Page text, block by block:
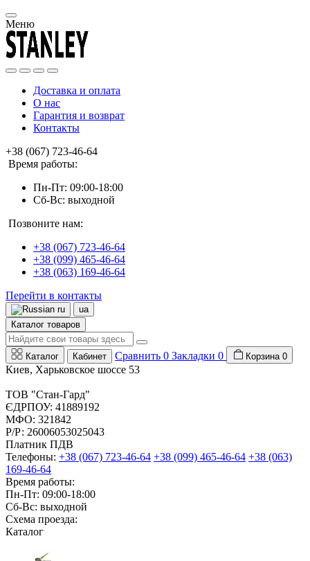
Меню
Доставка и оплата
О нас
Гарантия и возврат
Контакты
+38 (067) 723-46-64
Время работы:
Пн-Пт: 09:00-18:00
Сб-Вс: выходной
Позвоните нам:
+38 (067) 723-46-64
+38 (099) 465-46-64
+38 (063) 169-46-64
Перейти в контакты
ru
ua
Каталог товаров
Каталог Кабинет Сравнить 0 Закладки 0 Корзина 0
Киев, Харьковское шоссе 53
ТОВ "Стан-Гард"
ЄДРПОУ: 41889192
МФО: 321842
Р/Р: 26006053025043
Платник ПДВ
Телефоны: +38 (067) 723-46-64 +38 (099) 465-46-64 +38 (063)
169-46-64
Время работы:
Пн-Пт: 09:00-18:00
Сб-Вс: выходной
Схема проезда:
Каталог